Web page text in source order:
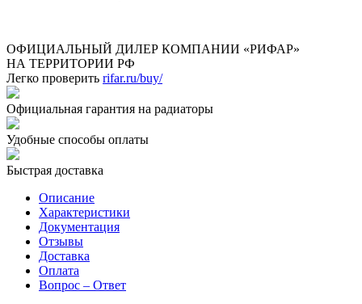
ОФИЦИАЛЬНЫЙ ДИЛЕР КОМПАНИИ «РИФАР»
НА ТЕРРИТОРИИ РФ
Легко проверить rifar.ru/buy/
Официальная гарантия на радиаторы
Удобные способы оплаты
Быстрая доставка
Описание
Характеристики
Документация
Отзывы
Доставка
Оплата
Вопрос – Ответ